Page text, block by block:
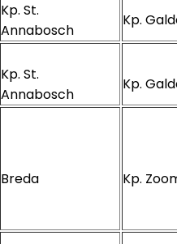
Kp. St.
Annabosch
Kp.
Kp. St.
Annabosch
Kp.
Breda Kp.